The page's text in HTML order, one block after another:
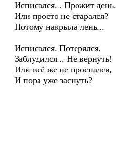
Исписался... Прожит день.
Или просто не старался?
Потому накрыла лень...
Исписался. Потерялся.
Заблудился... Не вернуть!
Или всё же не проспался,
И пора уже заснуть?